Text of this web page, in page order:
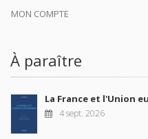
MON COMPTE
À paraître
La France et l'Union
4 sept. 2026